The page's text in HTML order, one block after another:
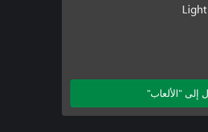
إلى "الألعاب"